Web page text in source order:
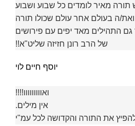
מאיר לומדים כל שבוע ושבוע
ה בעולם אחר עולם שכולו תורה
התהילים מאד יפים עם פירושים
של הרב רונן חזיזה שליט"א!!
יוסף חיים לוי
ואווווווווו!!!!
אין מילים.
את התורה והקדושה לכל עמ"י